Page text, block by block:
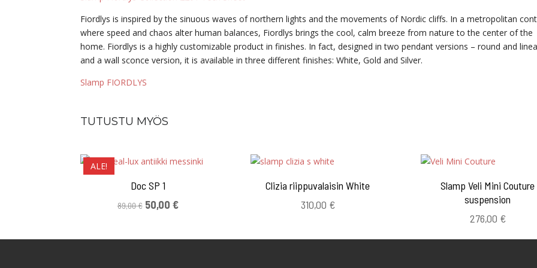
Fiordlys is inspired by the sinuous waves of northern lights and the movements of Nordic cliffs. In a metropolitan
where speed and chaos alter human balances, Fiordlys brings the cool, calm breeze from nature to the center of the
home. Fiordlys is a highly customizable product in finishes. In fact, designed in two pendant versions – round and
and a wall sconce version, it is available in three different finishes: White, Gold and Silver.
Slamp FIORDLYS
TUTUSTU MYÖS
ALE!
Doc SP 1
89,00€ Alkuperäinen
50,00 €Nykyinen
Clizia riippuvalaisin White
310,00 €
Slamp Veli Mini Couture
suspension
276,00 €